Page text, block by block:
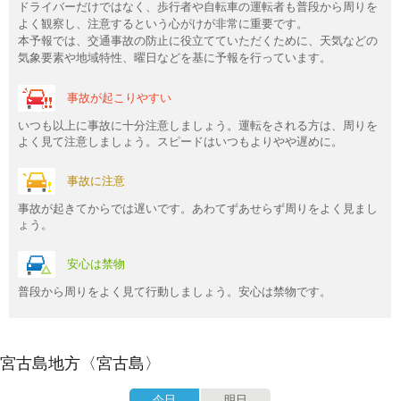
ドライバーだけではなく、歩行者や自転車の運転者も普段から周りを
よく観察し、注意するという心がけが非常に重要です。
本予報では、交通事故の防止に役立てていただくために、天気などの
気象要素や地域特性、曜日などを基に予報を行っています。
事故が起こりやすい
いつも以上に事故に十分注意しましょう。運転をされる方は、周りを
よく見て注意しましょう。スピードはいつもよりやや遅めに。
事故に注意
事故が起きてからでは遅いです。あわてずあせらず周りをよく見まし
ょう。
安心は禁物
普段から周りをよく見て行動しましょう。安心は禁物です。
宮古島地方〈宮古島〉